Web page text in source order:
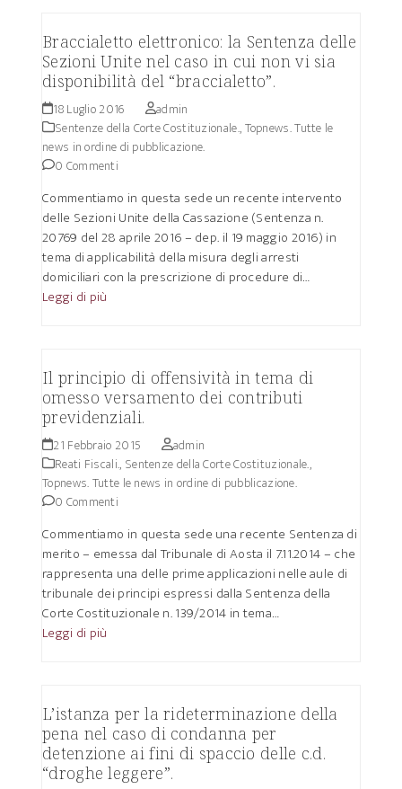
Braccialetto elettronico: la Sentenza delle
Sezioni Unite nel caso in cui non vi sia
disponibilità del “braccialetto”.
18 Luglio 2016
admin
Sentenze della Corte Costituzionale.,Topnews. Tutte le
news in ordine di pubblicazione.
0 Commenti
Commentiamo in questa sede un recente intervento
delle Sezioni Unite della Cassazione (Sentenza n.
20769 del 28 aprile 2016 – dep. il 19 maggio 2016) in
tema di applicabilità della misura degli arresti
domiciliari con la prescrizione di procedure di…
Leggi di più
Il principio di offensività in tema di
omesso versamento dei contributi
previdenziali.
21 Febbraio 2015
admin
Reati Fiscali., Sentenze della Corte Costituzionale.,
Topnews. Tutte le news in ordine di pubblicazione.
0 Commenti
Commentiamo in questa sede una recente Sentenza di
merito – emessa dal Tribunale di Aosta il 7.11.2014 – che
rappresenta una delle prime applicazioni nelle aule di
tribunale dei principi espressi dalla Sentenza della
Corte Costituzionale n. 139/2014 in tema…
Leggi di più
L’istanza per la rideterminazione della
pena nel caso di condanna per
detenzione ai fini di spaccio delle c.d.
“droghe leggere”.